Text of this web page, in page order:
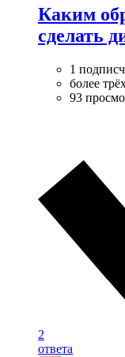
Каким
сделать
1
более
93
2
ответа